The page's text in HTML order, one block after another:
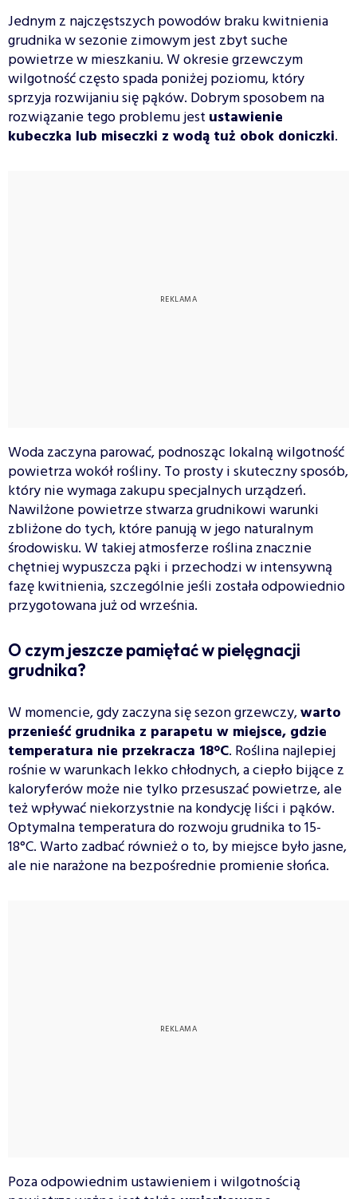
Jednym z najczęstszych powodów braku kwitnienia
grudnika w sezonie zimowym jest zbyt suche
powietrze w mieszkaniu. W okresie grzewczym
wilgotność często spada poniżej poziomu, który
sprzyja rozwijaniu się pąków. Dobrym sposobem na
rozwiązanie tego problemu jest ustawienie
kubeczka lub miseczki z wodą tuż obok doniczki.
Woda zaczyna parować, podnosząc lokalną wilgotność
powietrza wokół rośliny. To prosty i skuteczny sposób,
który nie wymaga zakupu specjalnych urządzeń.
Nawilżone powietrze stwarza grudnikowi warunki
zbliżone do tych, które panują w jego naturalnym
środowisku. W takiej atmosferze roślina znacznie
chętniej wypuszcza pąki i przechodzi w intensywną
fazę kwitnienia, szczególnie jeśli została odpowiednio
przygotowana już od września.
O czym jeszcze pamiętać w pielęgnacji
grudnika?
W momencie, gdy zaczyna się sezon grzewczy,warto
przenieść grudnika z parapetu w miejsce, gdzie
temperatura nie przekracza 18°C. Roślina najlepiej
rośnie w warunkach lekko chłodnych, a ciepło bijące z
kaloryferów może nie tylko przesuszać powietrze, ale
też wpływać niekorzystnie na kondycję liści i pąków.
Optymalna temperatura do rozwoju grudnika to 15-
18°C. Warto zadbać również o to, by miejsce było jasne,
ale nie narażone na bezpośrednie promienie słońca.
Poza odpowiednim ustawieniem i wilgotnością